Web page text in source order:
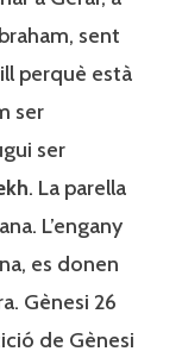
sent
perquè està
ser
ser
. La parella
L’engany
es donen
Gènesi 26
de Gènesi